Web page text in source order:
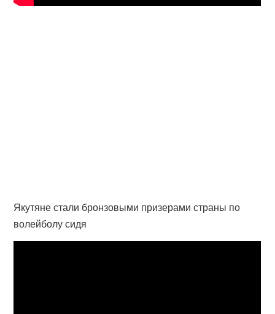
Якутяне стали бронзовыми призерами страны по
волейболу сидя